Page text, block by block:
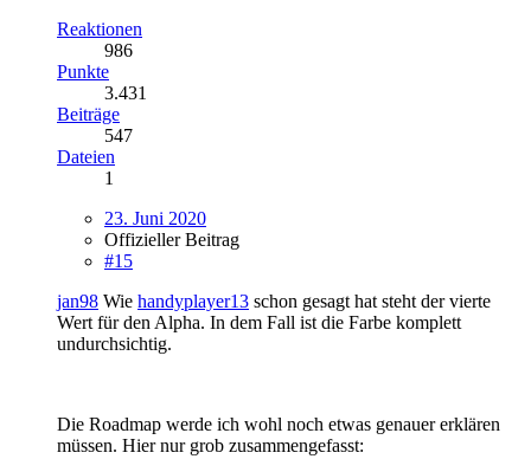
Reaktionen
986
Punkte
3.431
Beiträge
547
Dateien
1
23. Juni 2020
Offizieller Beitrag
#15
jan98 Wie handyplayer13 schon gesagt hat steht der vierte
Wert für den Alpha. In dem Fall ist die Farbe komplett
undurchsichtig.
Die Roadmap werde ich wohl noch etwas genauer erklären
müssen. Hier nur grob zusammengefasst: